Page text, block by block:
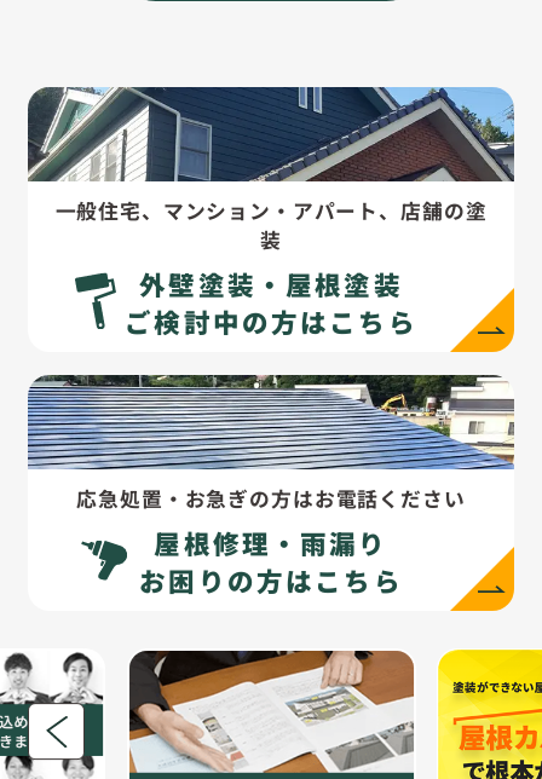
一般住宅、マンション・アパート、店舗の塗
装
外壁塗装・屋根塗装
ご検討中の方はこちら
応急処置・お急ぎの方はお電話ください
屋根修理・雨漏り
お困りの方はこちら